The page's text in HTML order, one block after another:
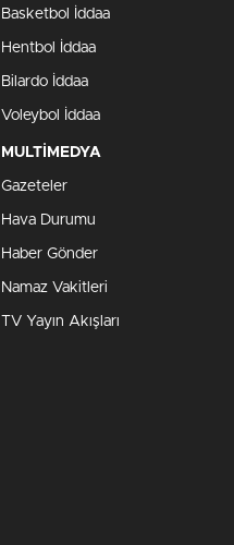
Basketbol İddaa
Hentbol İddaa
Bilardo İddaa
Voleybol İddaa
MULTİMEDYA
Gazeteler
Hava Durumu
Haber Gönder
Namaz Vakitleri
TV Yayın Akışları